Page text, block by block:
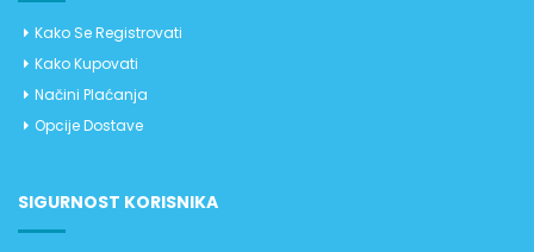
Kako Se Registrovati
Kako Kupovati
Načini Plaćanja
Opcije Dostave
SIGURNOST KORISNIKA